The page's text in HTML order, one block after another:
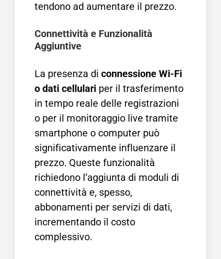
tendono ad aumentare il prezzo.
Connettività e Funzionalità
Aggiuntive
La presenza di connessione Wi-Fi
o dati cellulari per il trasferimento
in tempo reale delle registrazioni
o per il monitoraggio live tramite
smartphone o computer può
significativamente influenzare il
prezzo. Queste funzionalità
richiedono l’aggiunta di moduli di
connettività e, spesso,
abbonamenti per servizi di dati,
incrementando il costo
complessivo.